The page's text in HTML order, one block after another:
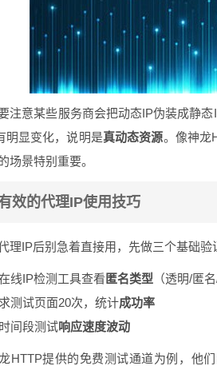
注意某些服务商会把动态IP伪装成静
明显变化，说明是真动态资源。像神龙
场景特别重要。
效的代理IP使用技巧
理IP后别急着直接用，先做三个基础验
线IP检测工具查看 匿名类型 （透明/匿
测试页面20次，统计成功率
间段测试响应速度波动
HTTP提供的免费测试通道为例，他